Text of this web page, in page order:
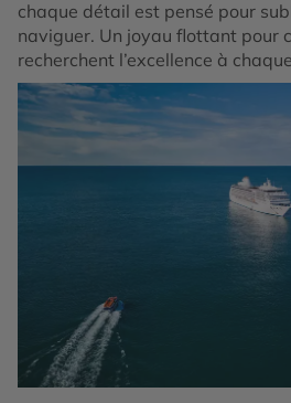
chaque détail est pensé pour
naviguer. Un joyau flottant pour
recherchent l’excellence à